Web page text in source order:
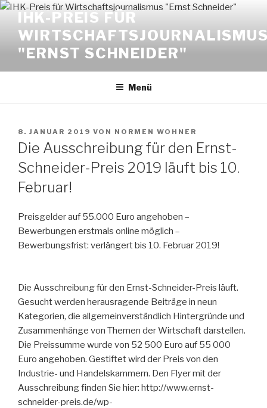
Zum
Inhalt
springen
IHK-PREIS FÜR
"ERNST SCHNEIDER"
Menü
VERÖFFENTLICHT
AM
8. JANUAR 2019 VON NORMEN WOHNER
Die Ausschreibung für den Ernst-
Schneider-Preis 2019 läuft bis 10.
Februar!
Preisgelder auf 55.000 Euro angehoben –
Bewerbungen erstmals online möglich –
Bewerbungsfrist: verlängert bis 10. Februar 2019!
Die Ausschreibung für den Ernst-Schneider-Preis läuft.
Gesucht werden herausragende Beiträge in neun
Kategorien, die allgemeinverständlich Hintergründe und
Zusammen­hänge von Themen der Wirtschaft darstellen.
Die Preissumme wurde von 52 500 Euro auf 55 000
Euro angehoben. Gestiftet wird der Preis von den
Industrie- und Handelskammern. Den Flyer mit der
Ausschreibung finden Sie hier: http://www.ernst-
schneider-preis.de/wp-